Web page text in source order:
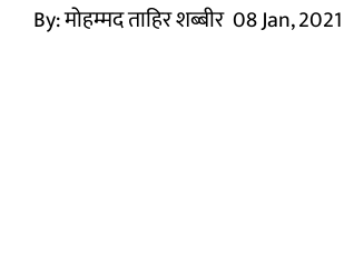
By:मोहम्मद ताहिर शब्बीर 08 Jan, 2021